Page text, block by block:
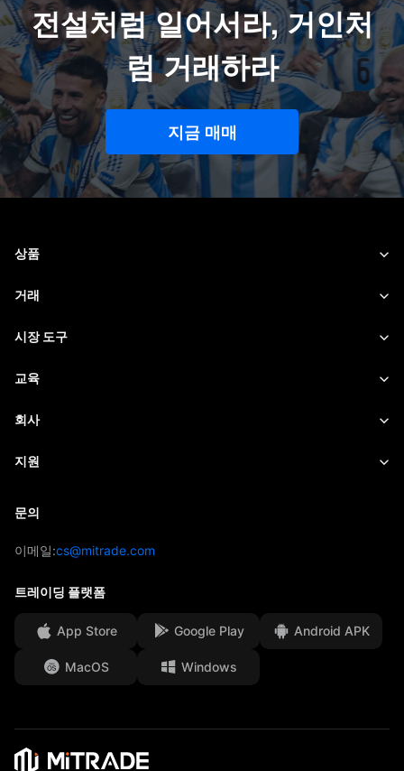
전설처럼 일어서라, 거인처
럼 거래하라
지금 매매
상품
외환
원자재
거래
트레이딩 플랫폼
거래 명세
시장 도구
시장 데이터
경제 캘린더
교육
기초
Academy
회사
Mitrade 소개
지원
문의
이메일:cs@mitrade.com
트레이딩 플랫폼
App Store Google Play Android APK
MacOS Windows